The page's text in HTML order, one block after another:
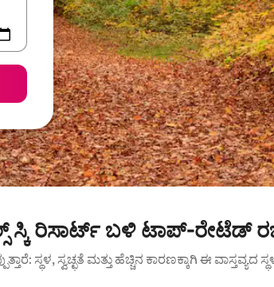
ಸ್ಕಿ ರಿಸಾರ್ಟ್ ಬಳಿ ಟಾಪ್-ರೇಟೆಡ್
ಸ್ಥಳ, ಸ್ವಚ್ಛತೆ ಮತ್ತು ಹೆಚ್ಚಿನ ಕಾರಣಕ್ಕಾಗಿ ಈ ವಾಸ್ತವ್ಯದ